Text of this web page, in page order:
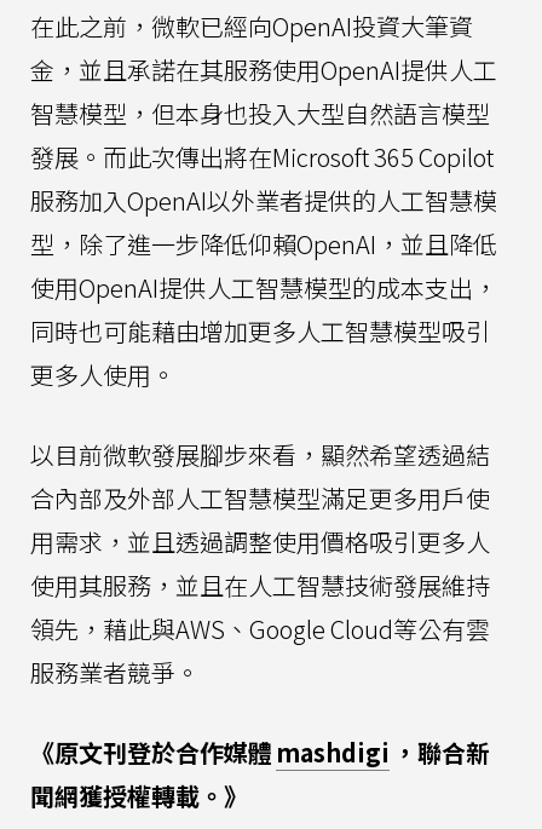
在此之前，微軟已經向OpenAI投資大筆資
金，並且承諾在其服務使用OpenAI提供人工
智慧模型，但本身也投入大型自然語言模型
發展。而此次傳出將在Microsoft 365 Copilot
服務加入OpenAI以外業者提供的人工智慧模
型，除了進一步降低仰賴OpenAI，並且降低
使用OpenAI提供人工智慧模型的成本支出，
同時也可能藉由增加更多人工智慧模型吸引
更多人使用。
以目前微軟發展腳步來看，顯然希望透過結
合內部及外部人工智慧模型滿足更多用戶使
用需求，並且透過調整使用價格吸引更多人
使用其服務，並且在人工智慧技術發展維持
領先，藉此與AWS、Google Cloud等公有雲
服務業者競爭。
《原文刊登於合作媒體 mashdigi ，聯合新
聞網獲授權轉載。》